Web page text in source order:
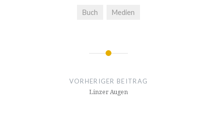
Buch Medien
NavigationVORHERIGER BEITRAG
Linzer Augen